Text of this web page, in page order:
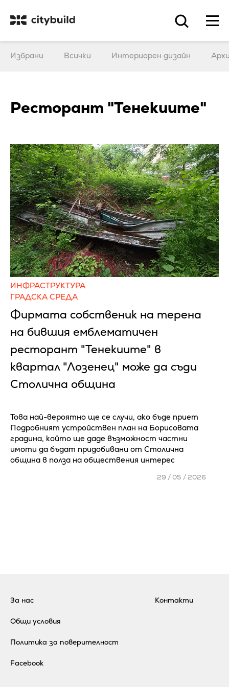
Избрани Всички Интериорен дизайн
Ресторант "Тенекиите"
ИНФРАСТРУКТУРА
ГРАДСКА СРЕДА
Фирмата собственик на терена
на бившия емблематичен
ресторант "Тенекиите" в
квартал "Лозенец" може да съди
Столична община
Това най-вероятно ще се случи, ако бъде приет
Подробният устройствен план на Борисовата
градина, който ще даде възможност частни
имоти да бъдат придобивани от Столична
община в полза на обществения интерес
29 / 05 / 2026
За нас
Общи условия
Политика за поверителност
Контакти
Facebook